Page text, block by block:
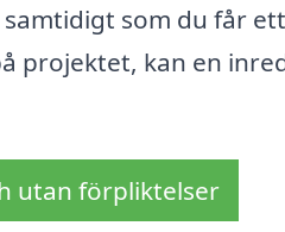
som du får
projektet, kan en
utan förpliktelser